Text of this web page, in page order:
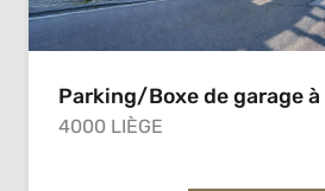
Parking/Boxe de garage
4000 LIÈGE